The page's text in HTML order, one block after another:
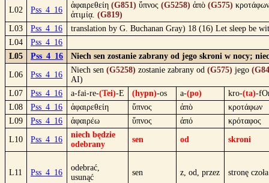
L02 Pss_4_16
ἀφαιρεθείη (G851) ὕπνος (G5258) ἀπὸ (G575)
ἀτιμίᾳ. (G819)
L03
Pss_4_16
translation by G. Buchanan Gray) 18 (16) Let sleep be
L04
Pss_4_16
L05
Pss_4_16 Niech sen zostanie zabrany od jego skroni w nocy;
L06 Pss_4_16
Niech sen (G5258) zostanie zabrany od (G575) jego
AI)
L07
Pss_4_16 a-fai-re-(Tei)-E (hypn)-os a-(po) kro-(ta)-
L08
Pss_4_16 ἀφαιρεθείη ὕπνος ἀπὸ
κροτάφων
L09
Pss_4_16 ἀφαιρέω ὕπνος ἀπό κρόταφος
L10 Pss_4_16
niech będzie
odebrany
sen od skroni
L11 Pss_4_16
odebrać,
usunąć
sen z, od, przez stronę czoła